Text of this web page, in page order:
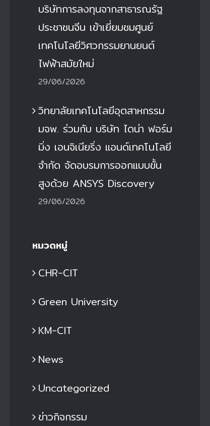
ยเทคโนโลยีอุตสาหกรรม มจพ.
อกแบบขั้นสูงด้วย ANSYS
0 Comments
มุ่งสู่ความเป็นเลิศด้านกา
คุณภาพ
29 มิ.ย. 2026
บริษัทการลงทุนจากสาธารณรัฐ
ประชาชนจีน เข้าเยี่ยมชมศูนย์
เทคโนโลยีวิศวกรรมยานยนต์
ไฟฟ้าสมัยใหม่
29/06/2026
วิทยาลัยเทคโนโลยีอุตสาหกรรม
มจพ. ร่วมกับ บริษัท ไดน่า ฟอร์ม
มิ่ง เอนจิเนียริ่ง แอนด์เทคโนโลยี
จำกัด จัดอบรมการออกแบบขั้น
สูงด้วย ANSYS Discovery
29/06/2026
หมวดหมู่
CHR-CIT
Green University
KM-CIT
News
Uncategorized
ข่าวกิจกรรม